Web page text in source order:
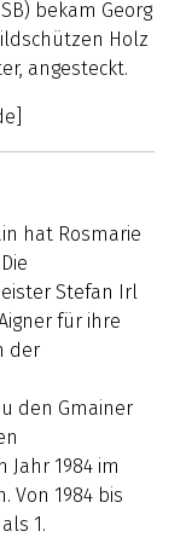
bekam Georg
Holz
angesteckt.
hat Rosmarie
Stefan Irl
für ihre
der
den Gmainer
1984 im
Von 1984 bis
1.